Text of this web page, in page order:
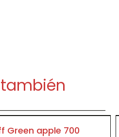
Green apple 700